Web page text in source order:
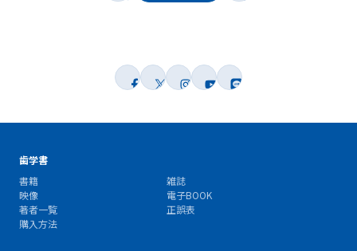
歯学書
書籍
雑誌
映像
電子BOOK
著者一覧
正誤表
購入方法